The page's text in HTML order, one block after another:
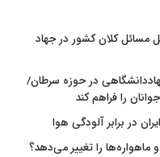
مسائل کلان کشور در جهاد
در حوزه سرطان/
را فراهم کند
در برابر آلودگی هوا
را تغییر می‌دهد؟